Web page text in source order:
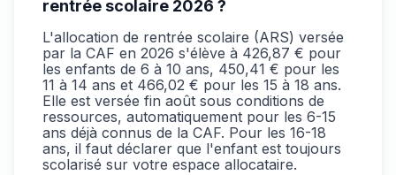
rentrée scolaire 2026 ?
L'allocation de rentrée scolaire (ARS) versée
par la CAF en 2026 s'élève à 426,87 € pour
les enfants de 6 à 10 ans, 450,41 € pour les
11 à 14 ans et 466,02 € pour les 15 à 18 ans.
Elle est versée fin août sous conditions de
ressources, automatiquement pour les 6-15
ans déjà connus de la CAF. Pour les 16-18
ans, il faut déclarer que l'enfant est toujours
scolarisé sur votre espace allocataire.